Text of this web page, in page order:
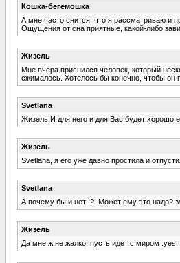
Кошка-бегемошка
А мне часто снится, что я рассматриваю и
Ощущения от сна приятные, какой-либо
Жизель
Мне вчера приснился человек, который
сжималось. Хотелось бы конечно, чтобы он
Svetlana
Жизель!И для него и для Вас будет хорошо
Жизель
Svetlana, я его уже давно простила и
Svetlana
А почему бы и нет :?: Может ему это надо?
Жизель
Да мне ж не жалко, пусть идет с миром :yes: